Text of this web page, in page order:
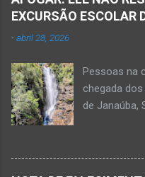
o veículo
para Jaíba.
Norte de
veículo
EXCURSÃO ESCOLAR
-abril 28, 2026
Pessoas na
chegada
de Janaúba,
resistiu e
Pereira
foto em que